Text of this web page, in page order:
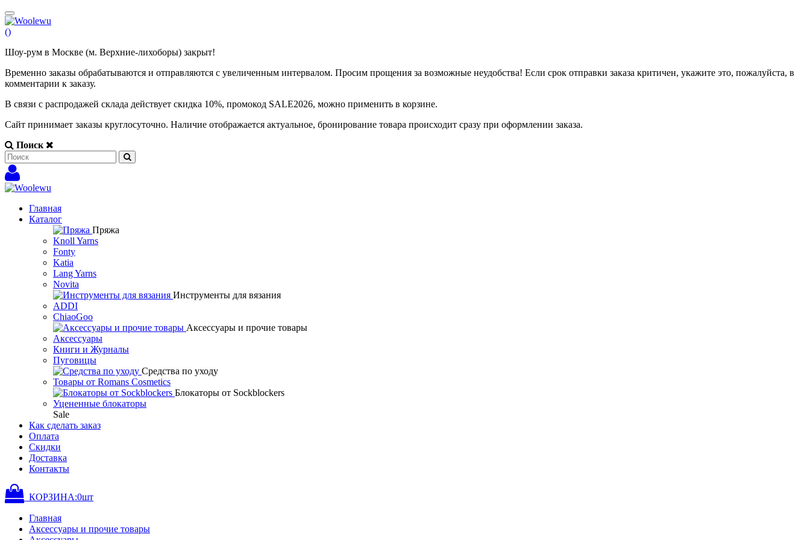
()
Шоу-рум в Москве (м. Верхние-лихоборы) закрыт!
Временно заказы обрабатываются и отправляются с увеличенным интервалом. Просим прощения за возможные неудобства! Если срок отправки заказа критичен, укажите это, пожалуйста, в
комментарии к заказу.
В связи с распродажей склада действует скидка 10%, промокод SALE2026, можно применить в корзине.
Сайт принимает заказы круглосуточно. Наличие отображается актуальное, бронирование товара происходит сразу при оформлении заказа.
Поиск
Главная
Каталог
Пряжа
Knoll Yarns
Fonty
Katia
Lang Yarns
Novita
Инструменты для вязания
ADDI
ChiaoGoo
Аксессуары и прочие товары
Аксессуары
Книги и Журналы
Пуговицы
Средства по уходу
Товары от Romans Cosmetics
Блокаторы от Sockblockers
Уцененные блокаторы
Sale
Как сделать заказ
Оплата
Скидки
Доставка
Контакты
КОРЗИНА:0шт
Главная
Аксессуары и прочие товары